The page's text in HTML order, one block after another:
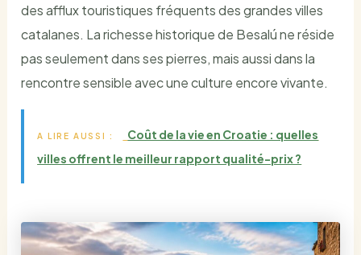
des afflux touristiques fréquents des grandes villes
catalanes. La richesse historique de Besalú ne réside
pas seulement dans ses pierres, mais aussi dans la
rencontre sensible avec une culture encore vivante.
A LIRE AUSSI :
Coût de la vie en Croatie : quelles
villes offrent le meilleur rapport qualité-prix ?